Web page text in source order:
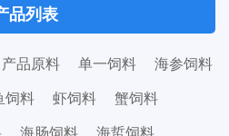
品列表
产品原料 单一饲料 海参饲料
饲料 虾饲料 蟹饲料